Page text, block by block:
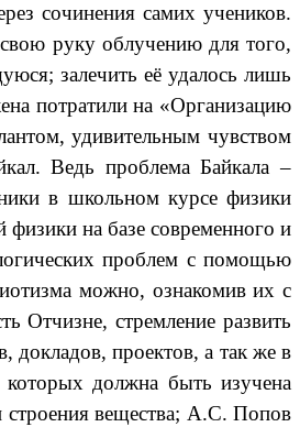
сочинения самих учеников.
руку облучению для того,
залечить её удалось лишь
потратили на «Организацию
удивительным чувством
Ведь проблема Байкала –
в школьном курсе физики
на базе современного и
проблем с помощью
можно, ознакомив их с
Отчизне, стремление развить
докладов, проектов, а так же в
должна быть изучена
строения вещества; А.С. Попов